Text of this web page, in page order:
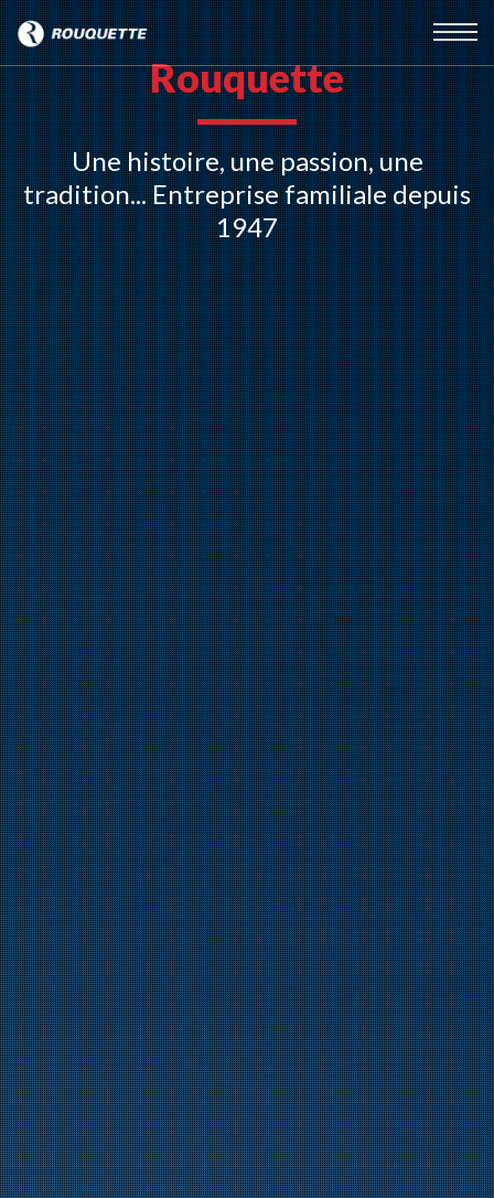
Rouquette
Une histoire, une passion, une
tradition...Entreprise familiale depuis
1947